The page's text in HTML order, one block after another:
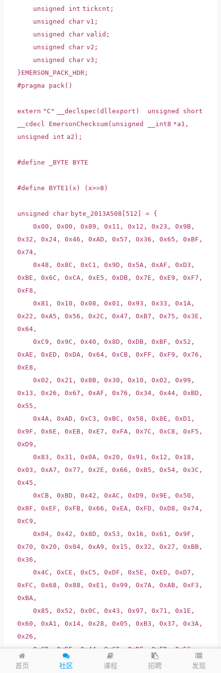
首页 社区 课程 招聘 发现
unsigned int tickcnt;
unsigned char v1;
unsigned char valid;
unsigned char v2;
unsigned char v3;
}EMERSON_PACK_HDR;
#pragma pack()
extern "C" __declspec(dllexport) unsigned short
__cdecl EmersonChecksum(unsigned
__int8 *a1,
unsigned int a2);
#define _BYTE BYTE
#define BYTE1(x) (x>>8)
unsigned char byte_2013A508[512] = {
0x00, 0x00, 0x89, 0x11, 0x12, 0x23, 0x9B,
0x32, 0x24, 0x46, 0xAD, 0x57, 0x36, 0x65, 0xBF,
0x74,
0x48, 0x8C, 0xC1, 0x9D, 0x5A, 0xAF, 0xD3,
0xBE, 0x6C, 0xCA, 0xE5, 0xDB, 0x7E, 0xE9, 0xF7,
0xF8,
0x81, 0x10, 0x08, 0x01, 0x93, 0x33, 0x1A,
0x22, 0xA5, 0x56, 0x2C, 0x47, 0xB7, 0x75, 0x3E,
0x64,
0xC9, 0x9C, 0x40, 0x8D, 0xDB, 0xBF, 0x52,
0xAE, 0xED, 0xDA, 0x64, 0xCB, 0xFF, 0xF9, 0x76,
0xE8,
0x02, 0x21, 0x8B, 0x30, 0x10, 0x02, 0x99,
0x13, 0x26, 0x67, 0xAF, 0x76, 0x34, 0x44, 0xBD,
0x55,
0x4A, 0xAD, 0xC3, 0xBC, 0x58, 0x8E, 0xD1,
0x9F, 0x6E, 0xEB, 0xE7, 0xFA, 0x7C, 0xC8, 0xF5,
0xD9,
0x83, 0x31, 0x0A, 0x20, 0x91, 0x12, 0x18,
0x03, 0xA7, 0x77, 0x2E, 0x66, 0xB5, 0x54, 0x3C,
0x45,
0xCB, 0xBD, 0x42, 0xAC, 0xD9, 0x9E, 0x50,
0x8F, 0xEF, 0xFB, 0x66, 0xEA, 0xFD, 0xD8, 0x74,
0xC9,
0x04, 0x42, 0x8D, 0x53, 0x16, 0x61, 0x9F,
0x70, 0x20, 0x04, 0xA9, 0x15, 0x32, 0x27, 0xBB,
0x36,
0x4C, 0xCE, 0xC5, 0xDF, 0x5E, 0xED, 0xD7,
0xFC, 0x68, 0x88, 0xE1, 0x99, 0x7A, 0xAB, 0xF3,
0xBA,
0x85, 0x52, 0x0C, 0x43, 0x97, 0x71, 0x1E,
0x60, 0xA1, 0x14, 0x28, 0x05, 0xB3, 0x37, 0x3A,
0x26,
0xCD, 0xDE, 0x44, 0xCF, 0xDF, 0xFD, 0x56,
0xEC, 0xE9, 0x98, 0x60, 0x89, 0xFB, 0xBB, 0x72,